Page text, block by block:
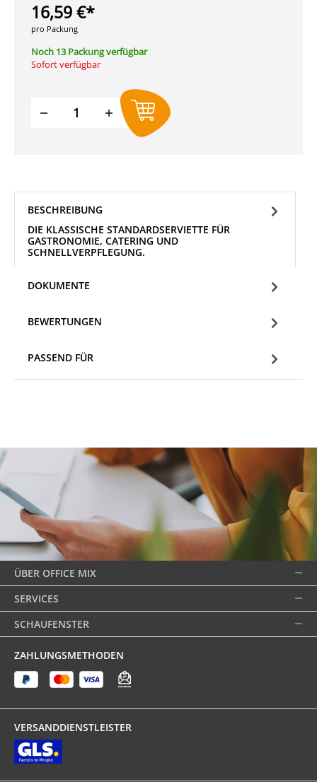
16,59 €*
pro Packung
Noch 13 Packung verfügbar
Sofort verfügbar
Produkt Anzahl: Gib den
BESCHREIBUNG
DIE KLASSISCHE STANDARDSERVIETTE FÜR
GASTRONOMIE, CATERING UND
SCHNELLVERPFLEGUNG.
DOKUMENTE
BEWERTUNGEN
PASSEND FÜR
ÜBER OFFICE MIX
SERVICES
SCHAUFENSTER
ZAHLUNGSMETHODEN
VERSANDDIENSTLEISTER